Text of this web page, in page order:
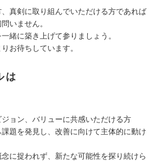
真剣に取り組んでいただける方であれば
いません。
緒に築き上げて参りましょう。
お待ちしています。
は
ジョン、バリューに共感いただける方
題を発見し、改善に向けて主体的に動け
に捉われず、新たな可能性を探り続けら